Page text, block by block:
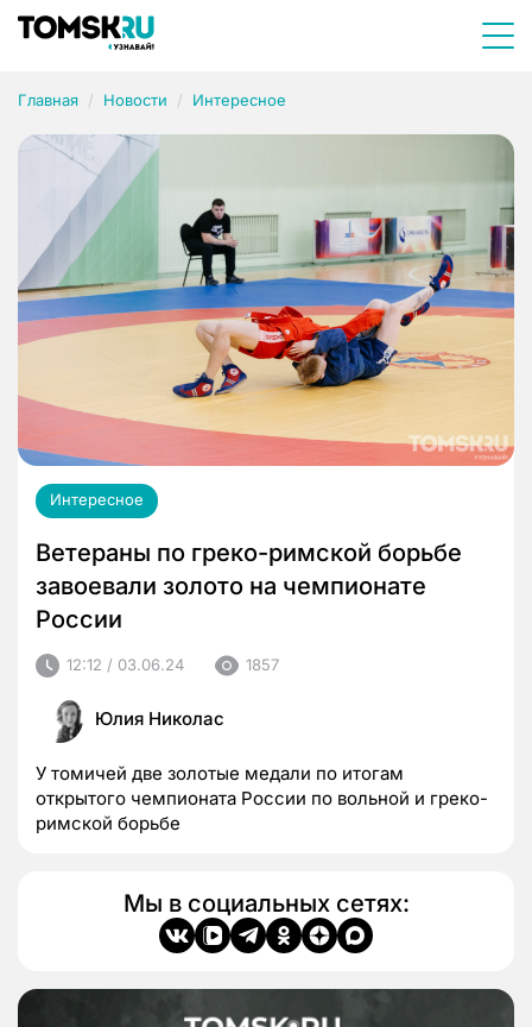
Главная Новости Интересное
Интересное
Ветераны по греко-римской борьбе
завоевали золото на чемпионате
России
12:12 / 03.06.24 1857
Юлия Николас
У томичей две золотые медали по итогам
открытого чемпионата России по вольной и греко-
римской борьбе
Мы в социальных сетях: